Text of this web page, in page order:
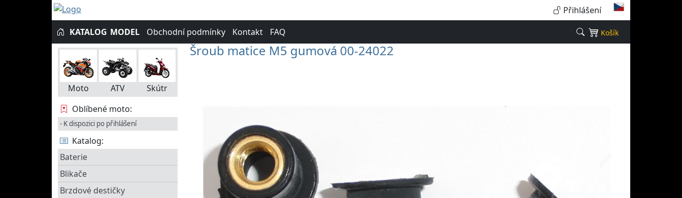
Přihlášení
KATALOG MODEL Obchodní podmínky Kontakt FAQ Košík
Moto ATV
Skútr
Oblíbené moto:
- K dispozici po přihlášení
Katalog:
Baterie
Blikače
Brzdové destičky
Šroub matice M5 gumová 00-24022